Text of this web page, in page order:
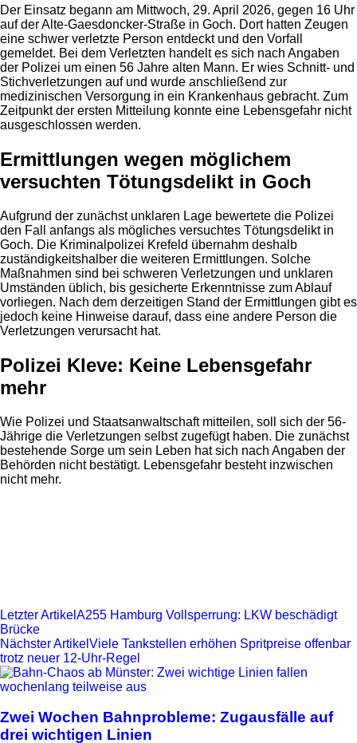
Der Einsatz begann am Mittwoch, 29. April 2026, gegen 16 Uhr
auf der Alte-Gaesdoncker-Straße in Goch. Dort hatten Zeugen
eine schwer verletzte Person entdeckt und den Vorfall
gemeldet. Bei dem Verletzten handelt es sich nach Angaben
der Polizei um einen 56 Jahre alten Mann. Er wies Schnitt- und
Stichverletzungen auf und wurde anschließend zur
medizinischen Versorgung in ein Krankenhaus gebracht. Zum
Zeitpunkt der ersten Mitteilung konnte eine Lebensgefahr nicht
ausgeschlossen werden.
Ermittlungen wegen möglichem
versuchten Tötungsdelikt in Goch
Aufgrund der zunächst unklaren Lage bewertete die Polizei
den Fall anfangs als mögliches versuchtes Tötungsdelikt in
Goch. Die Kriminalpolizei Krefeld übernahm deshalb
zuständigkeitshalber die weiteren Ermittlungen. Solche
Maßnahmen sind bei schweren Verletzungen und unklaren
Umständen üblich, bis gesicherte Erkenntnisse zum Ablauf
vorliegen. Nach dem derzeitigen Stand der Ermittlungen gibt es
jedoch keine Hinweise darauf, dass eine andere Person die
Verletzungen verursacht hat.
Polizei Kleve: Keine Lebensgefahr
mehr
Wie Polizei und Staatsanwaltschaft mitteilen, soll sich der 56-
Jährige die Verletzungen selbst zugefügt haben. Die zunächst
bestehende Sorge um sein Leben hat sich nach Angaben der
Behörden nicht bestätigt. Lebensgefahr besteht inzwischen
nicht mehr.
Letzter Artikel A255 Hamburg Vollsperrung: LKW beschädigt
Brücke
Nächster Artikel Viele Tankstellen erhöhen Spritpreise offenbar
trotz neuer 12-Uhr-Regel
Zwei Wochen Bahnprobleme: Zugausfälle auf
drei wichtigen Linien